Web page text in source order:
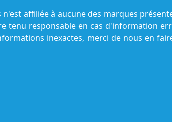
n'est affiliée à aucune des marques
tenu responsable en cas d'information
inexactes, merci de nous en